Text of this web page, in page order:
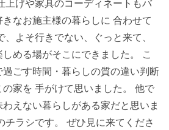
上げや家具のコーディネートもバ
なお施主様の暮らしに 合わせて
、よそ行きでない、ぐっと来て、
める場がそこにできました。 こ
ごす時間・暮らしの質の違い判断
の家を 手がけて思いました。 他で
えない暮らしがある家だと思いま
チラシです。 ぜひ見に来てくださ